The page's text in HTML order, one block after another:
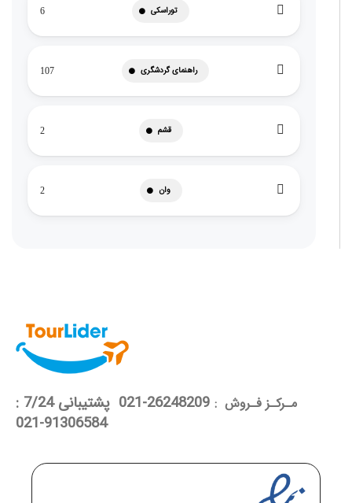
توراسکی 6
راهنمای گردشگری 107
قشم 2
وان 2
مـرکـز فـروش :
26248209-021 پشتیبانی 7/24 :
91306584-021